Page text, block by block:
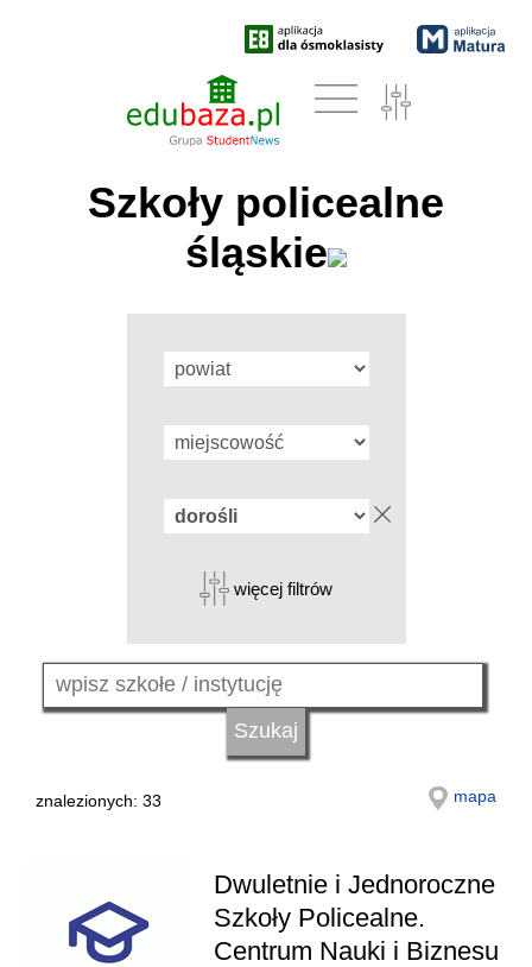
Szkoły policealne
śląskie
więcej filtrów
znalezionych: 33 mapa
Dwuletnie i Jednoroczne
Szkoły Policealne.
Centrum Nauki i Biznesu